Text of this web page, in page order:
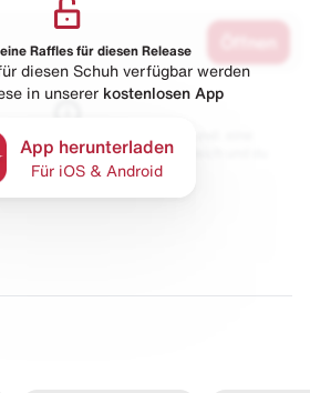
unseren Partnern. Wir erhalten evtl. eine
Für dich bleibt der Preis gleich und du
Raffles für diesen Release
diesen Schuh verfügbar werden
in unserer kostenlosen App
App herunterladen
Für iOS & Android